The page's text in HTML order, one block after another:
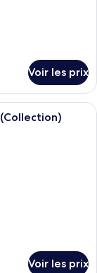
Voir les prix
doté d’une
Voir les prix